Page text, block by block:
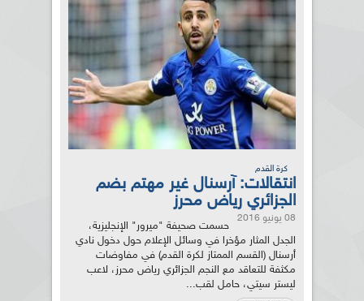
كرة القدم
انتقالات: آرسنال غير مهتم بضم
الجزائري رياض محرز
08 يونيو 2016
حسمت صحيفة "ميرور" الإنجليزية،
الجدل المثار مؤخرا في وسائل الإعلام حول دخول نادي
أرسنال (القسم الممتاز لكرة القدم) في مفاوضات
مكثفة للتعاقد مع النجم الجزائري رياض محرز، لاعب
ليستر سيتي، حامل لقب...